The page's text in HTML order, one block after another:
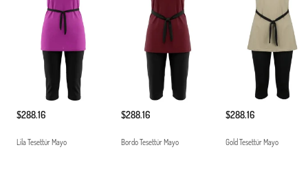
$288.16
Lila Tesettür Mayo
$288.16
Bordo Tesettür Mayo
$288.16
Gold Tesettür Mayo